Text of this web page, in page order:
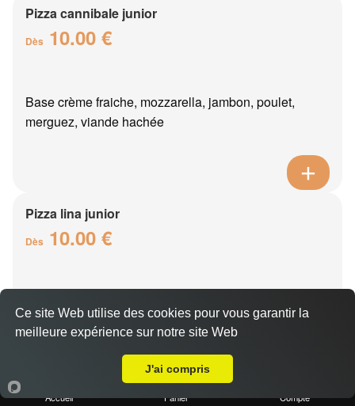
Pizza cannibale junior
Dès 10.00 €
Base crème fraiche, mozzarella, jambon, poulet,
merguez, viande hachée
Pizza lina junior
Dès 10.00 €
oignons
Accueil Panier Compte
Ce site Web utilise des cookies pour vous garantir la
meilleure expérience sur notre site Web
J'ai compris